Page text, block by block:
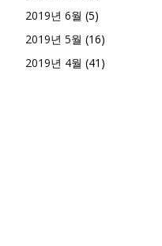
2019년 6월 (5)
2019년 5월 (16)
2019년 4월 (41)